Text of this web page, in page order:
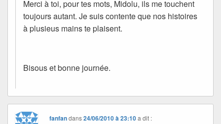
Merci à toi, pour tes mots, Midolu, ils me touchent
toujours autant. Je suis contente que nos histoires
à plusieus mains te plaisent.
Bisous et bonne journée.
fanfandans24/06/2010 à 23:10 a dit :